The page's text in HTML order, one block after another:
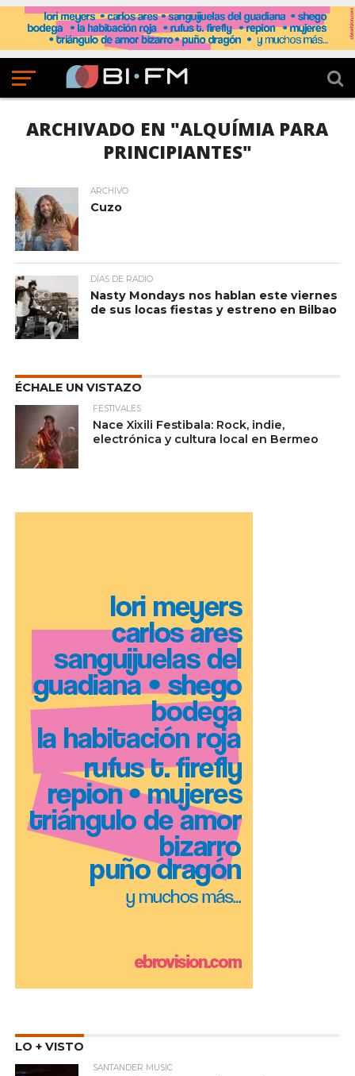
ARCHIVADO EN "ALQUÍMIA PARA
PRINCIPIANTES"
ARCHIVO
Cuzo
DÍAS DE RADIO
Nasty Mondays nos hablan este viernes
de sus locas fiestas y estreno en Bilbao
ÉCHALE UN VISTAZO
FESTIVALES
Nace Xixili Festibala: Rock, indie,
electrónica y cultura local en Bermeo
LO + VISTO
SANTANDER MUSIC